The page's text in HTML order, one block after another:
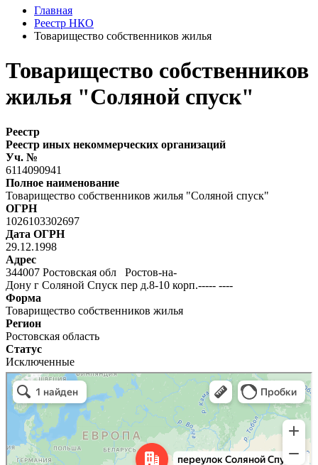
Главная
Реестр НКО
Товарищество собственников жилья
Товарищество собственников
жилья "Соляной спуск"
Реестр
Реестр иных некоммерческих организаций
Уч. №
6114090941
Полное наименование
Товарищество собственников жилья "Соляной спуск"
ОГРН
1026103302697
Дата ОГРН
29.12.1998
Адрес
344007 Ростовская обл Ростов-на-
Дону г Соляной Спуск пер д.8-10 корп.----- ----
Форма
Товарищество собственников жилья
Регион
Ростовская область
Статус
Исключенные